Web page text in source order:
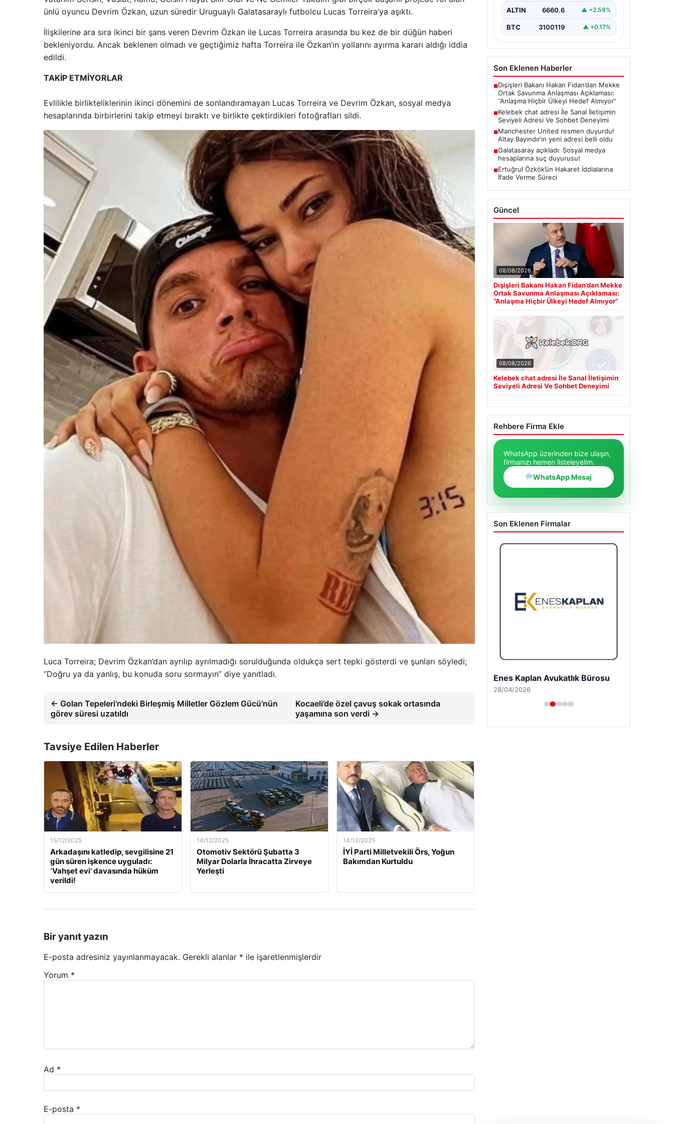
ünlü oyuncu Devrim Özkan, uzun süredir Uruguaylı Galatasaraylı futbolcu Lucas Torreira’ya aşıktı.
İlişkilerine ara sıra ikinci bir şans veren Devrim Özkan ile Lucas Torreira arasında bu kez de bir düğün haberi
bekleniyordu. Ancak beklenen olmadı ve geçtiğimiz hafta Torreira ile Özkan’ın yollarını ayırma kararı aldığı iddia
edildi.
TAKİP ETMİYORLAR
Evlilikle birlikteliklerinin ikinci dönemini de sonlandıramayan Lucas Torreira ve Devrim Özkan, sosyal medya
hesaplarında birbirlerini takip etmeyi bıraktı ve birlikte çektirdikleri fotoğrafları sildi.
Luca Torreira; Devrim Özkan’dan ayrılıp ayrılmadığı sorulduğunda oldukça sert tepki gösterdi ve şunları söyledi;
“Doğru ya da yanlış, bu konuda soru sormayın” diye yanıtladı.
← Golan Tepeleri’ndeki Birleşmiş Milletler Gözlem Gücü’nün
görev süresi uzatıldı
Kocaeli’de özel çavuş sokak ortasında
yaşamına son verdi →
Tavsiye Edilen Haberler
15/12/2025
Arkadaşını katledip, sevgilisine 21
gün süren işkence uyguladı:
‘Vahşet evi’ davasında hüküm
verildi!
14/12/2025
Otomotiv Sektörü Şubatta 3
Milyar Dolarla İhracatta Zirveye
Yerleşti
14/12/2025
İYİ Parti Milletvekili Örs, Yoğun
Bakımdan Kurtuldu
Bir yanıt yazın
E-posta adresiniz yayınlanmayacak. Gerekli alanlar * ile işaretlenmişlerdir
Yorum *
Ad *
E-posta *
Günümüzde birçok…
ALTIN 6660.6 ▲ +2.59%
BTC 3100119 ▲ +0.17%
Son Eklenen Haberler
■Dışişleri Bakanı Hakan Fidan’dan Mekke
Ortak Savunma Anlaşması Açıklaması:
“Anlaşma Hiçbir Ülkeyi Hedef Almıyor”
■Kelebek chat adresi İle Sanal İletişimin
Seviyeli Adresi Ve Sohbet Deneyimi
■Manchester United resmen duyurdu!
Altay Bayındır’ın yeni adresi belli oldu
■Galatasaray açıkladı: Sosyal medya
hesaplarına suç duyurusu!
■Ertuğrul Özkök’ün Hakaret İddialarına
İfade Verme Süreci
Güncel
08/08/2026
Dışişleri Bakanı Hakan Fidan’dan Mekke
Ortak Savunma Anlaşması Açıklaması:
“Anlaşma Hiçbir Ülkeyi Hedef Almıyor”
08/08/2026
Kelebek chat adresi İle Sanal İletişimin
Seviyeli Adresi Ve Sohbet Deneyimi
Rehbere Firma Ekle
WhatsApp üzerinden bize ulaşın,
firmanızı hemen listeleyelim.
WhatsApp Mesaj
Son Eklenen Firmalar
Enes Kaplan Avukatlık Bürosu
28/04/2026